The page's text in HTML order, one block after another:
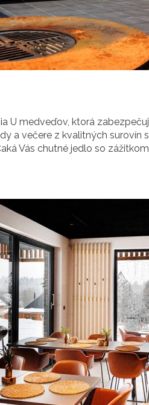
U medveďov, ktorá
a večere z kvalitných
Vás chutné jedlo so